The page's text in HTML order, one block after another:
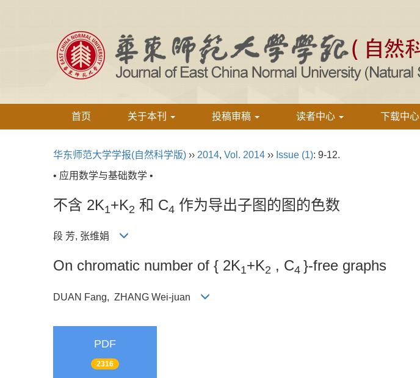
首页 关于本刊 投稿审稿 读者中心 下载中心
华东师范大学学报(自然科学版) ›› 2014, Vol. 2014 ›› Issue (1): 9-12.
• 应用数学与基础数学 •
不含 2K1+K2 和 C4 作为导出子图的图的色数
段 芳, 张维娟
On chromatic number of { 2K1+K2 , C4 }-free graphs
DUAN Fang, ZHANG Wei-juan
PDF
2316